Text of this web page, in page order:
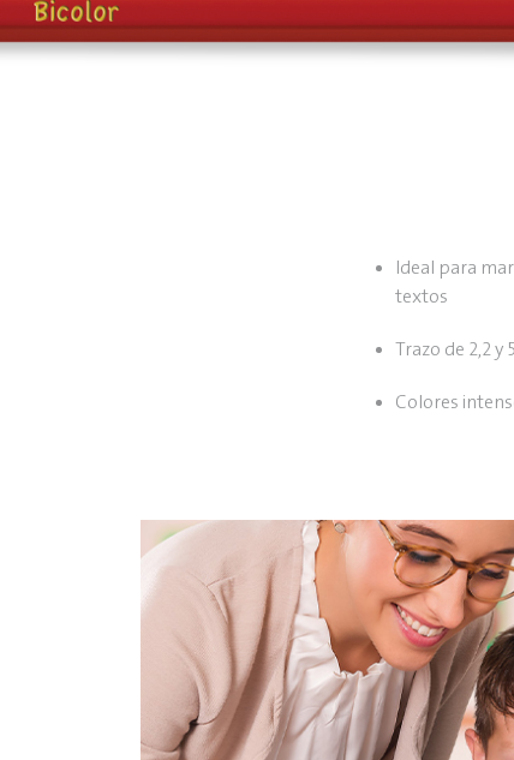
Ideal para
textos
Trazo de 2,2 y
Colores